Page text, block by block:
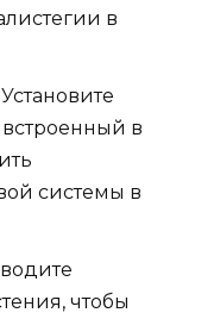
в
в
системы в
чтобы